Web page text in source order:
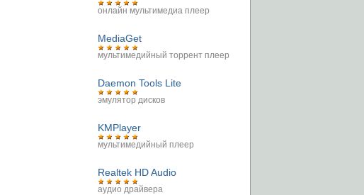
онлайн мультимедиа плеер
MediaGet
мультимедийный торрент плеер
Daemon Tools Lite
эмулятор дисков
KMPlayer
мультимедийный плеер
Realtek HD Audio
аудио драйвера